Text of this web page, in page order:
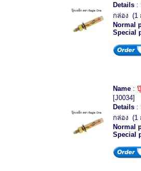
Details :
กล่อง (1
Normal
Special
Name :
[J0034]
Details :
กล่อง (1
Normal
Special